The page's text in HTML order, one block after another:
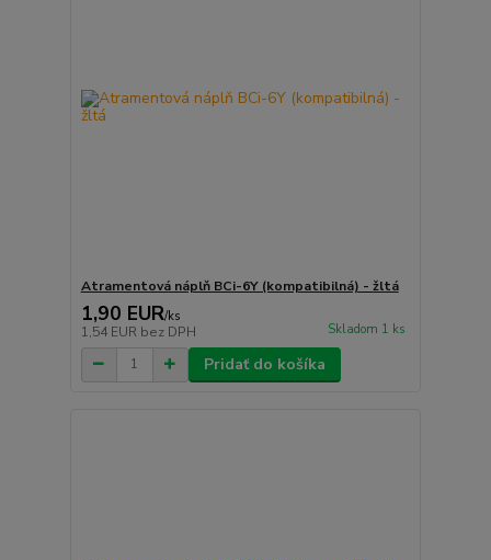
Atramentová náplň BCi-6Y (kompatibilná) - žltá
1,90 EUR/ks
1,54 EUR bez DPH Skladom 1 ks
Pridať do košíka